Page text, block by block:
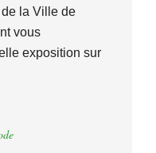
la Ville de
vous
exposition sur